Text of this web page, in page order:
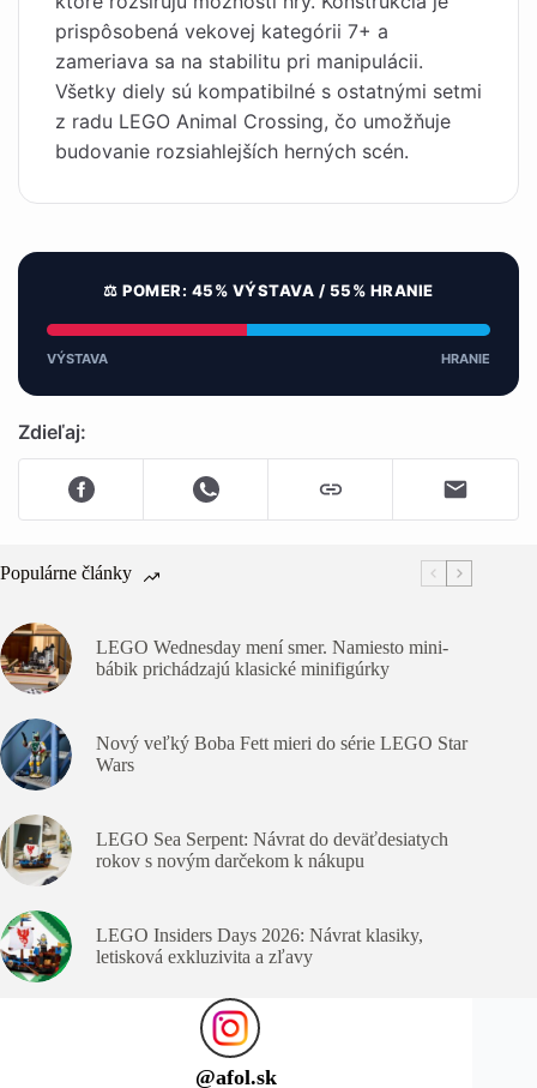
prispôsobená vekovej kategórii 7+ a
zameriava sa na stabilitu pri manipulácii.
Všetky diely sú kompatibilné s ostatnými setmi
z radu LEGO Animal Crossing, čo umožňuje
budovanie rozsiahlejších herných scén.
⚖️ POMER: 45% VÝSTAVA / 55% HRANIE
VÝSTAVA HRANIE
Zdieľaj:
Populárne články
LEGO Wednesday mení smer. Namiesto mini-
bábik prichádzajú klasické minifigúrky
Nový veľký Boba Fett mieri do série LEGO Star
Wars
LEGO Sea Serpent: Návrat do deväťdesiatych
rokov s novým darčekom k nákupu
LEGO Insiders Days 2026: Návrat klasiky,
letisková exkluzivita a zľavy
@afol.sk